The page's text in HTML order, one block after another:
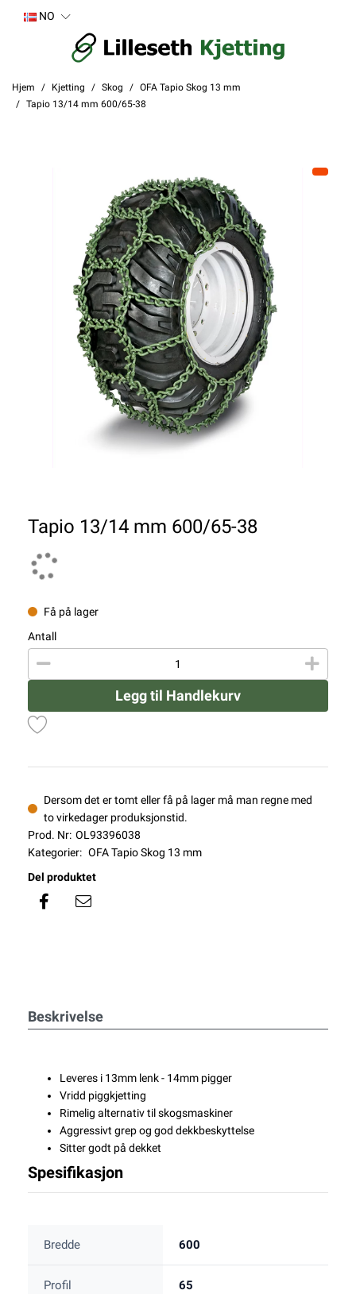
NO
Hjem Kjetting Skog
OFA Tapio Skog 13 mm
Tapio 13/14 mm 600/65-38
Tapio 13/14 mm 600/65-38
Få på lager
Antall
Legg til Handlekurv
Dersom det er tomt eller få på lager må man regne med
to virkedager produksjonstid.
Prod. Nr: OL93396038
Kategorier: OFA Tapio Skog 13 mm
Del produktet
Beskrivelse
Leveres i 13mm lenk - 14mm pigger
Vridd piggkjetting
Rimelig alternativ til skogsmaskiner
Aggressivt grep og god dekkbeskyttelse
Sitter godt på dekket
Spesifikasjon
Bredde 600
Profil 65